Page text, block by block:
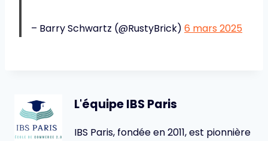
– Barry Schwartz (@RustyBrick) 6 mars 2025
L'équipe IBS Paris
IBS Paris, fondée en 2011, est pionnière